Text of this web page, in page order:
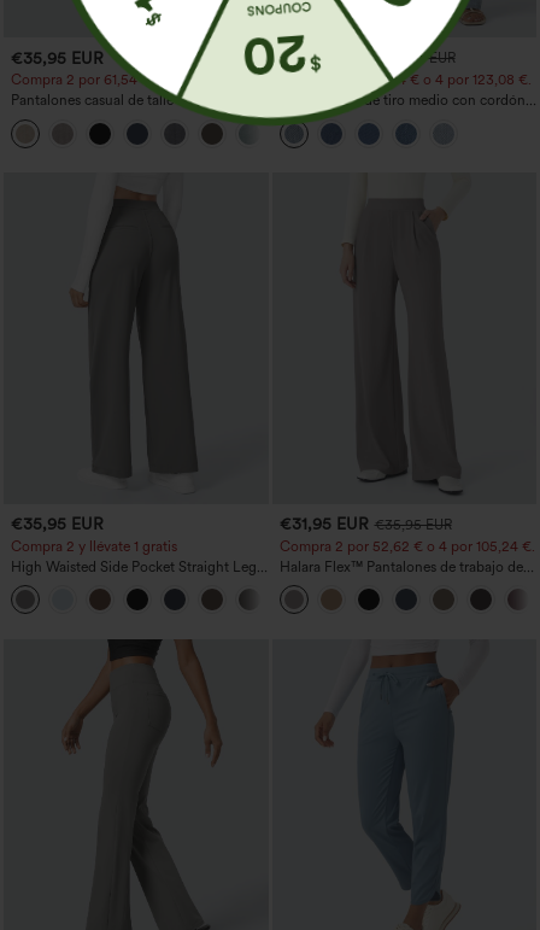
€35,95 EUR
Compra 2 por 61,54 € o 4 por 123,08 €.
Pantalones casual de talle alto y pierna
recta con tacto de lino y bolsillos
+5
€44,95 EUR €49,95 EUR
Compra 2 por 61,54 € o 4 por 123,08 €.
Jeans casual de tiro medio con cordón y
bolsillos
€35,95 EUR
Compra 2 y llévate 1 gratis
High Waisted Side Pocket Straight Leg
Work Pants
+23
€31,95 EUR €35,95 EUR
Compra 2 por 52,62 € o 4 por 105,24 €.
Halara Flex™ Pantalones de trabajo de
talle alto, moldeadores del cuerpo, que
estilizan la cintura, con bolsillos, de
pierna ancha en micro‑waffle